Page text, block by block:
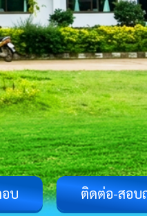
บ ติดต่อ-สอบ